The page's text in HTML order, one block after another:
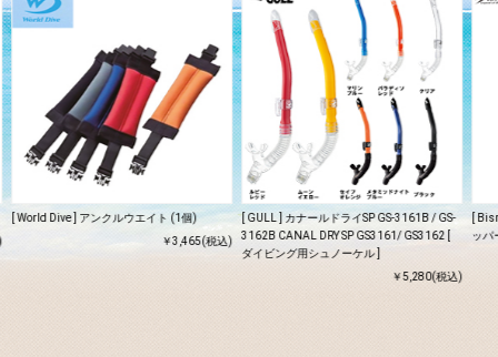
[ World Dive ] アンクルウエイト (1個)
￥3,465(税込)
[ GULL ] カナールドライSP GS-3161B / GS-
3162B CANAL DRY SP GS3161/ GS3162 [
ダイビング用シュノーケル ]
￥5,280(税込)
[
ッパ